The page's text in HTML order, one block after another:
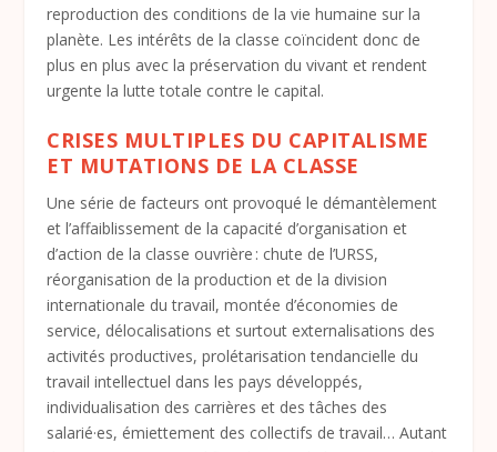
reproduction des conditions de la vie humaine sur la
planète. Les intérêts de la classe coïncident donc de
plus en plus avec la préservation du vivant et rendent
urgente la lutte totale contre le capital.
CRISES MULTIPLES DU CAPITALISME
ET MUTATIONS DE LA CLASSE
Une série de facteurs ont provoqué le démantèlement
et l’affaiblissement de la capacité d’organisation et
d’action de la classe ouvrière : chute de l’URSS,
réorganisation de la production et de la division
internationale du travail, montée d’économies de
service, délocalisations et surtout externalisations des
activités productives, prolétarisation tendancielle du
travail intellectuel dans les pays développés,
individualisation des carrières et des tâches des
salarié·es, émiettement des collectifs de travail… Autant